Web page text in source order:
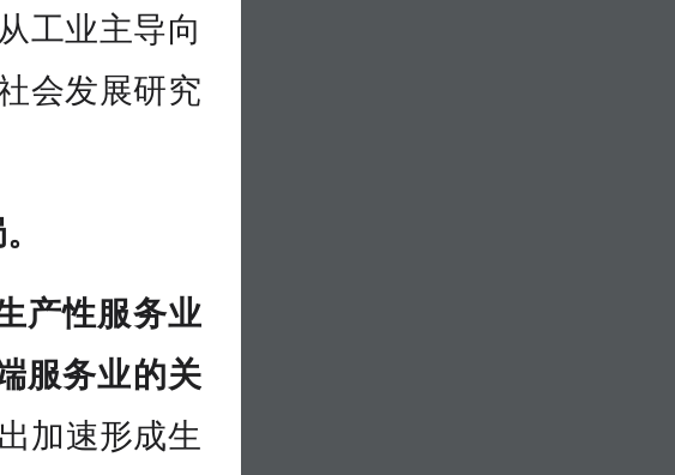
工业主导向
会发展研究
产性服务业
服务业的关
加速形成生